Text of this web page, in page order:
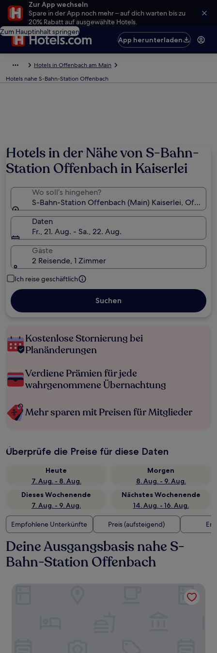
Zur App wechseln
Spare in der App noch mehr – auf dich warten bis zu
20% Rabatt auf ausgewählte Hotels.
Zum Hauptinhalt springen
App herunterladen
Hotels in Offenbach am Main
Hotels nahe S-Bahn-Station Offenbach
Hotels in der Nähe von S-Bahn-
Station Offenbach in Kaiserlei
Wo soll’s hingehen?
S-Bahn-Station Offenbach (Main) Kaiserlei,
Daten
Fr., 21. Aug. - Sa., 22. Aug.
Gäste
2 Reisende, 1 Zimmer
Ich reise geschäftlich
Suchen
Kostenlose Stornierung bei
Planänderungen
Verdiene Prämien für jede
wahrgenommene Übernachtung
Mehr sparen mit Preisen für Mitglieder
Überprüfe die Preise für diese Daten
Heute
7. Aug. - 8. Aug.
Morgen
8. Aug. - 9. Aug.
Dieses Wochenende
7. Aug. - 9. Aug.
Nächstes Wochenende
14. Aug. - 16. Aug.
Empfohlene Unterkünfte Preis (aufsteigend)
Deine Ausgangsbasis nahe S-
Bahn-Station Offenbach